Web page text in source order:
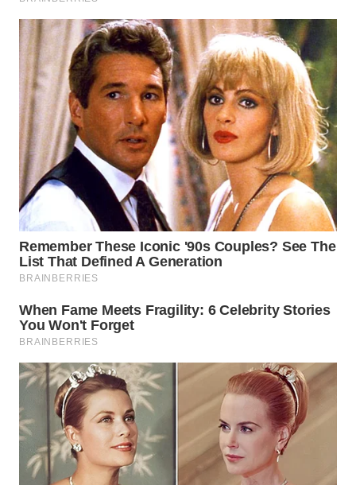
WN
INDRAMAYU
WN
KUNINGAN
WN
MAJALENGKA
WN
SUBANG
WN
SUKABUMI
PURWAKARTA
PRIANGAN
TIMUR
WN
SEMARANG